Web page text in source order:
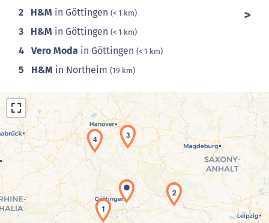
2 H&M in Göttingen (< 1 km)
3 H&M in Göttingen (< 1 km)
4 Vero Moda in Göttingen (< 1 km)
5 H&M in Northeim (19 km)
Laden der Karte...
1
2
3
4